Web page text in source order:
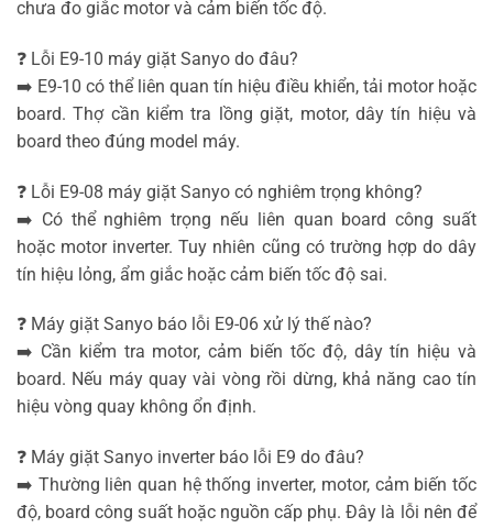
chưa đo giắc motor và cảm biến tốc độ.
❓ Lỗi E9-10 máy giặt Sanyo do đâu?
➡️ E9-10 có thể liên quan tín hiệu điều khiển, tải motor hoặc
board. Thợ cần kiểm tra lồng giặt, motor, dây tín hiệu và
board theo đúng model máy.
❓ Lỗi E9-08 máy giặt Sanyo có nghiêm trọng không?
➡️ Có thể nghiêm trọng nếu liên quan board công suất
hoặc motor inverter. Tuy nhiên cũng có trường hợp do dây
tín hiệu lỏng, ẩm giắc hoặc cảm biến tốc độ sai.
❓ Máy giặt Sanyo báo lỗi E9-06 xử lý thế nào?
➡️ Cần kiểm tra motor, cảm biến tốc độ, dây tín hiệu và
board. Nếu máy quay vài vòng rồi dừng, khả năng cao tín
hiệu vòng quay không ổn định.
❓ Máy giặt Sanyo inverter báo lỗi E9 do đâu?
➡️ Thường liên quan hệ thống inverter, motor, cảm biến tốc
độ, board công suất hoặc nguồn cấp phụ. Đây là lỗi nên để